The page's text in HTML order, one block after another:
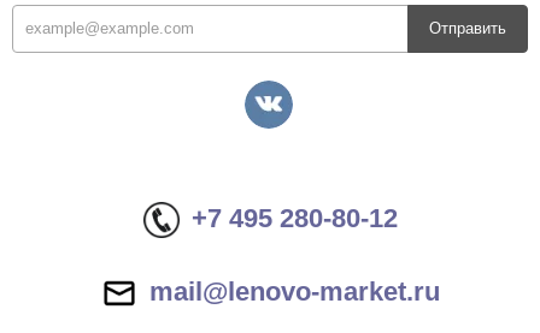
Отправить
+7 495 280-80-12
mail@lenovo-market.ru